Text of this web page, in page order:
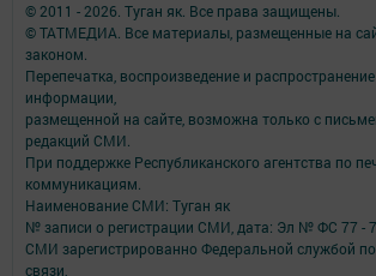
© 2011 - 2026. Туган як. Все права защищены.
© ТАТМЕДИА. Все материалы, размещенные на
законом.
Перепечатка, воспроизведение и
информации,
размещенной на сайте, возможна только с
редакций СМИ.
При поддержке Республиканского агентства по
коммуникациям.
Наименование СМИ: Туган як
№ записи о регистрации СМИ, дата: Эл № ФС 77 -
СМИ зарегистрированно Федеральной службой
связи,